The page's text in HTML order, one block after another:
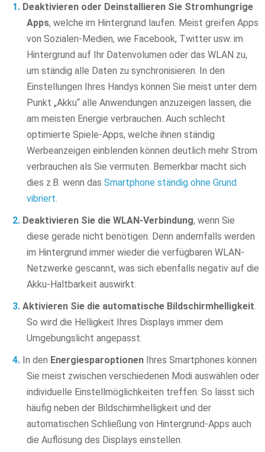
Deaktivieren oder Deinstallieren Sie Stromhungrige
Apps, welche im Hintergrund laufen. Meist greifen Apps
von Sozialen-Medien, wie Facebook, Twitter usw. im
Hintergrund auf Ihr Datenvolumen oder das WLAN zu,
um ständig alle Daten zu synchronisieren. In den
Einstellungen Ihres Handys können Sie meist unter dem
Punkt „Akku“ alle Anwendungen anzuzeigen lassen, die
am meisten Energie verbrauchen. Auch schlecht
optimierte Spiele-Apps, welche ihnen ständig
Werbeanzeigen einblenden können deutlich mehr Strom
verbrauchen als Sie vermuten. Bemerkbar macht sich
dies z.B. wenn das Smartphone ständig ohne Grund
vibriert
Deaktivieren Sie die WLAN-Verbindung, wenn Sie
diese gerade nicht benötigen. Denn andernfalls werden
im Hintergrund immer wieder die verfügbaren WLAN-
Netzwerke gescannt, was sich ebenfalls negativ auf die
Akku-Haltbarkeit auswirkt.
Aktivieren Sie die automatische Bildschirmhelligkeit
So wird die Helligkeit Ihres Displays immer dem
Umgebungslicht angepasst.
In den Energiesparoptionen Ihres Smartphones können
Sie meist zwischen verschiedenen Modi auswählen oder
individuelle Einstellmöglichkeiten treffen. So lässt sich
häufig neben der Bildschirmhelligkeit und der
automatischen Schließung von Hintergrund-Apps auch
die Auflösung des Displays einstellen.